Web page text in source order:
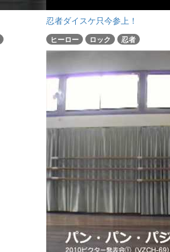
忍者ダイスケ只今参上！
ヒーロー ロック 忍者